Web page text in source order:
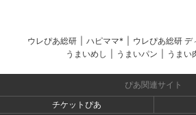
ウレぴあ総研 ハピママ* ウレぴあ総研 デ
うまいめし
うまいパン うまい
ぴあ関連サイト
チケットぴあ